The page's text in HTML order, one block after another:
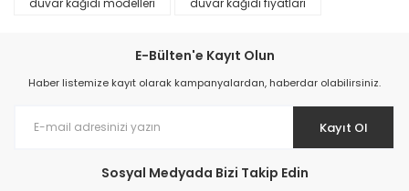
Prime ArtDECO Duvar Kağıdı Tutkalı 500 gr
duvar kağıdı modelleri
duvar kağıdı fiyatları
E-Bülten'e Kayıt Olun
Haber listemize kayıt olarak kampanyalardan, haberdar olabilirsiniz.
Kayıt Ol
Sosyal Medyada Bizi Takip Edin